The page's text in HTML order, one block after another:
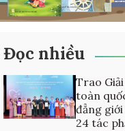
Đọc nhiều
Trao
toàn
đẳng
24 tác